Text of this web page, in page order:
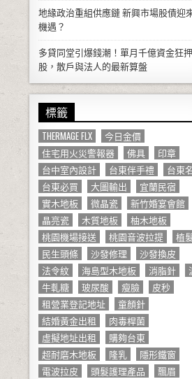
地緣政治重組供應鏈 新興市場股債迎
機遇？
多貸同堂引爆錢潮！單月千億資金狂
股，散戶與法人的最新算盤
標籤
THERMAGE FLX
今日金價
住宅用火災警報器
佛具
印章
台中室內設計
台東伴手禮
台東
台東必買
大圖輸出
宜蘭民宿
實木地板
微晶瓷
新竹婚宴會館
晶亮瓷
木質地板
柚木地板
桃園機場接送
桃園音波拉提
植
民生頭條
沙發修理
沙發換皮
法令紋
海島型木地板 消脂針
牛軋糖
玻尿酸 瘦臉
皮秒
租營業登記地址
童顏針
結婚黃金出租
肉毒桿菌
虛擬地址出租
購夠台東
超耐磨木地板
隆乳
隱形鐵窗
電波拉皮
頭髮護理產品
飄眉